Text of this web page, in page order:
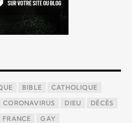
BIBLE CATHOLIQUE
CORONAVIRUS DIEU DÉCÈS
FRANCE GAY